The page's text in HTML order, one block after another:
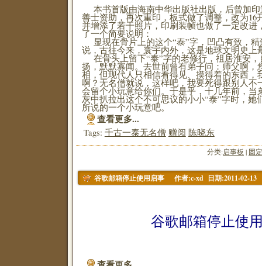
本书首版由海南中华出版社出版，后曾加印
善士资助，再次重印，板式做了调整，改为16
并增添了若干照片，印刷装帧也做了一定改进
了一个简要说明：
显现在骨片上的这个“泰”字，凹凸有致，精
说，古往今来，寰宇内外，这是地球文明史上
在骨头上留下“泰”字的老修行，祖居淮安，
扬，默默寡闻。去世前曾有弟子问：师父啊，
相，但现代人只相信看得见、摸得着的东西，
啊？无名僧就说，这样吧，我要死得跟别人不
会留个小玩意给你们。于是乎，十几年前，当
灰中扒拉出这个不可思议的小小“泰”字时，她
所说的一个小玩意吧。
查看更多...
Tags: 千古一泰无名僧 赠阅 陈晓东
分类:启事板 | 固
谷歌邮箱停止使用启事 作者:c-xd 日期:2011-02-13
谷歌邮箱停止使